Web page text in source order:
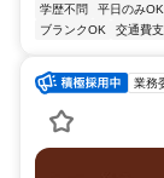
学歴不問
平日のみOK
ブランクOK
交通費
業務